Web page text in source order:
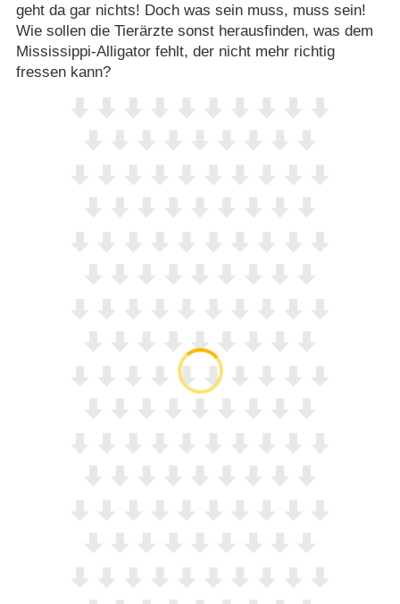
geht da gar nichts! Doch was sein muss, muss sein!
Wie sollen die Tierärzte sonst herausfinden, was dem
Mississippi-Alligator fehlt, der nicht mehr richtig
fressen kann?